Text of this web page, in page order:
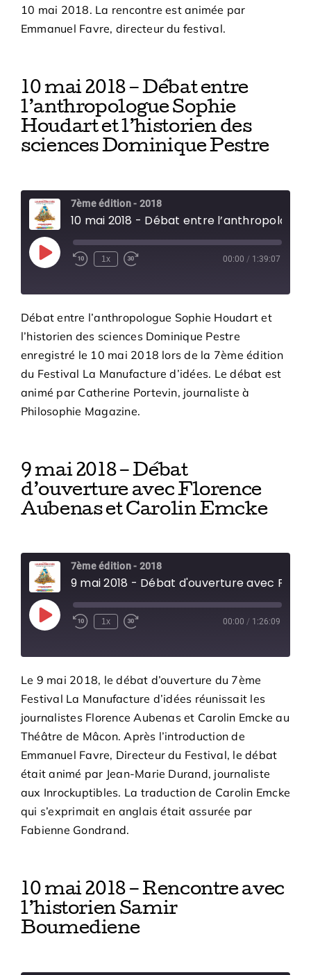
10 mai 2018. La rencontre est animée par
Emmanuel Favre, directeur du festival.
10 mai 2018 – Débat entre
l’anthropologue Sophie
Houdart et l’historien des
sciences Dominique Pestre
7ème édition - 2018
Play
Episode
1x 00:00 / 1:39:07
Débat entre l’anthropologue Sophie Houdart et
l’historien des sciences Dominique Pestre
enregistré le 10 mai 2018 lors de la 7ème édition
du Festival La Manufacture d’idées. Le débat est
animé par Catherine Portevin, journaliste à
Philosophie Magazine.
9 mai 2018 – Débat
d’ouverture avec Florence
Aubenas et Carolin Emcke
7ème édition - 2018
Play
Episode
1x 00:00 / 1:26:09
Le 9 mai 2018, le débat d’ouverture du 7ème
Festival La Manufacture d’idées réunissait les
journalistes Florence Aubenas et Carolin Emcke au
Théâtre de Mâcon. Après l’introduction de
Emmanuel Favre, Directeur du Festival, le débat
était animé par Jean-Marie Durand, journaliste
aux Inrockuptibles. La traduction de Carolin Emcke
qui s’exprimait en anglais était assurée par
Fabienne Gondrand.
10 mai 2018 – Rencontre avec
l’historien Samir
Boumediene